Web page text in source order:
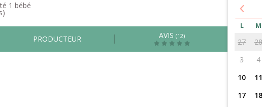
1 bébé
PRODUCTEUR AVIS(12)
L M
27 28
3
4
10
11
17
18